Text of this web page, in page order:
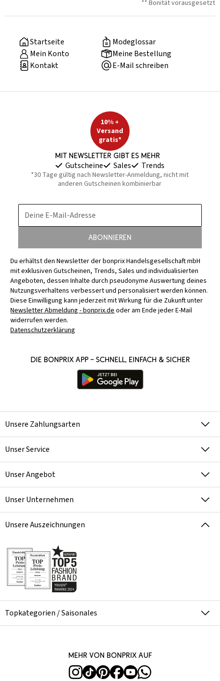
** Bonität vorausgesetzt
Startseite
Modeglossar
Mein Konto
Meine Bestellung
Kontakt
E-Mail schreiben
10% +
Versand
gratis*
Mit Newsletter gibt es mehr
Gutscheine Sales Trends
*30 Tage gültig nach Newsletter-Anmeldung, nicht mit
anderen Gutscheinen kombinierbar
Deine E-Mail-Adresse
Abonnieren
Du erhältst den Newsletter der bonprix Handelsgesellschaft mbH
mit exklusiven Gutscheinen, Trends, Sales und individualisierten
Angeboten, dessen Inhalte durch pseudonyme Auswertung deines
Nutzungsverhaltens verbessert und personalisiert werden können.
Diese Einwilligung kann jederzeit mit Wirkung für die Zukunft unter
Newsletter Abmeldung - bonprix.deoder am Ende jeder E-Mail
widerrufen werden.
Datenschutzerklärung
Die bonprix App – schnell, einfach & sicher
Unsere Zahlungsarten
Unser Service
Unser Angebot
Unser Unternehmen
Unsere Auszeichnungen
Topkategorien / Saisonales
Mehr von bonprix auf